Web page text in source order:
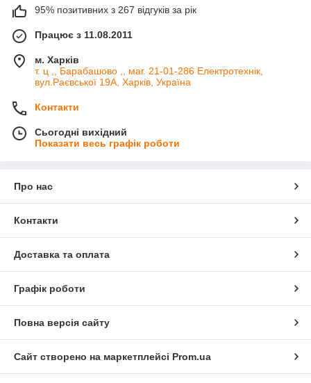
95% позитивних з 267 відгуків за рік
Працює з 11.08.2011
м. Харків
т. ц ,, Барабашово ,, маг. 21-01-286 Електротехнік,
вул.Раєвської 19А, Харків, Україна
Контакти
Сьогодні вихідний
Показати весь графік роботи
Про нас
Контакти
Доставка та оплата
Графік роботи
Повна версія сайту
Сайт створено на маркетплейсі Prom.ua